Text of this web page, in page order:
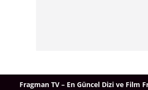
Fragman TV – En Güncel Dizi ve Film